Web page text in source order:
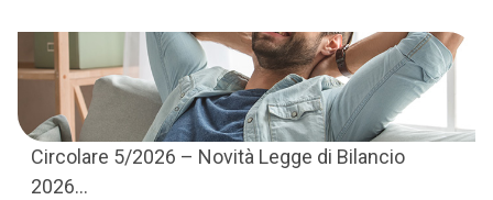
Circolare 5/2026 – Novità Legge di Bilancio
2026...